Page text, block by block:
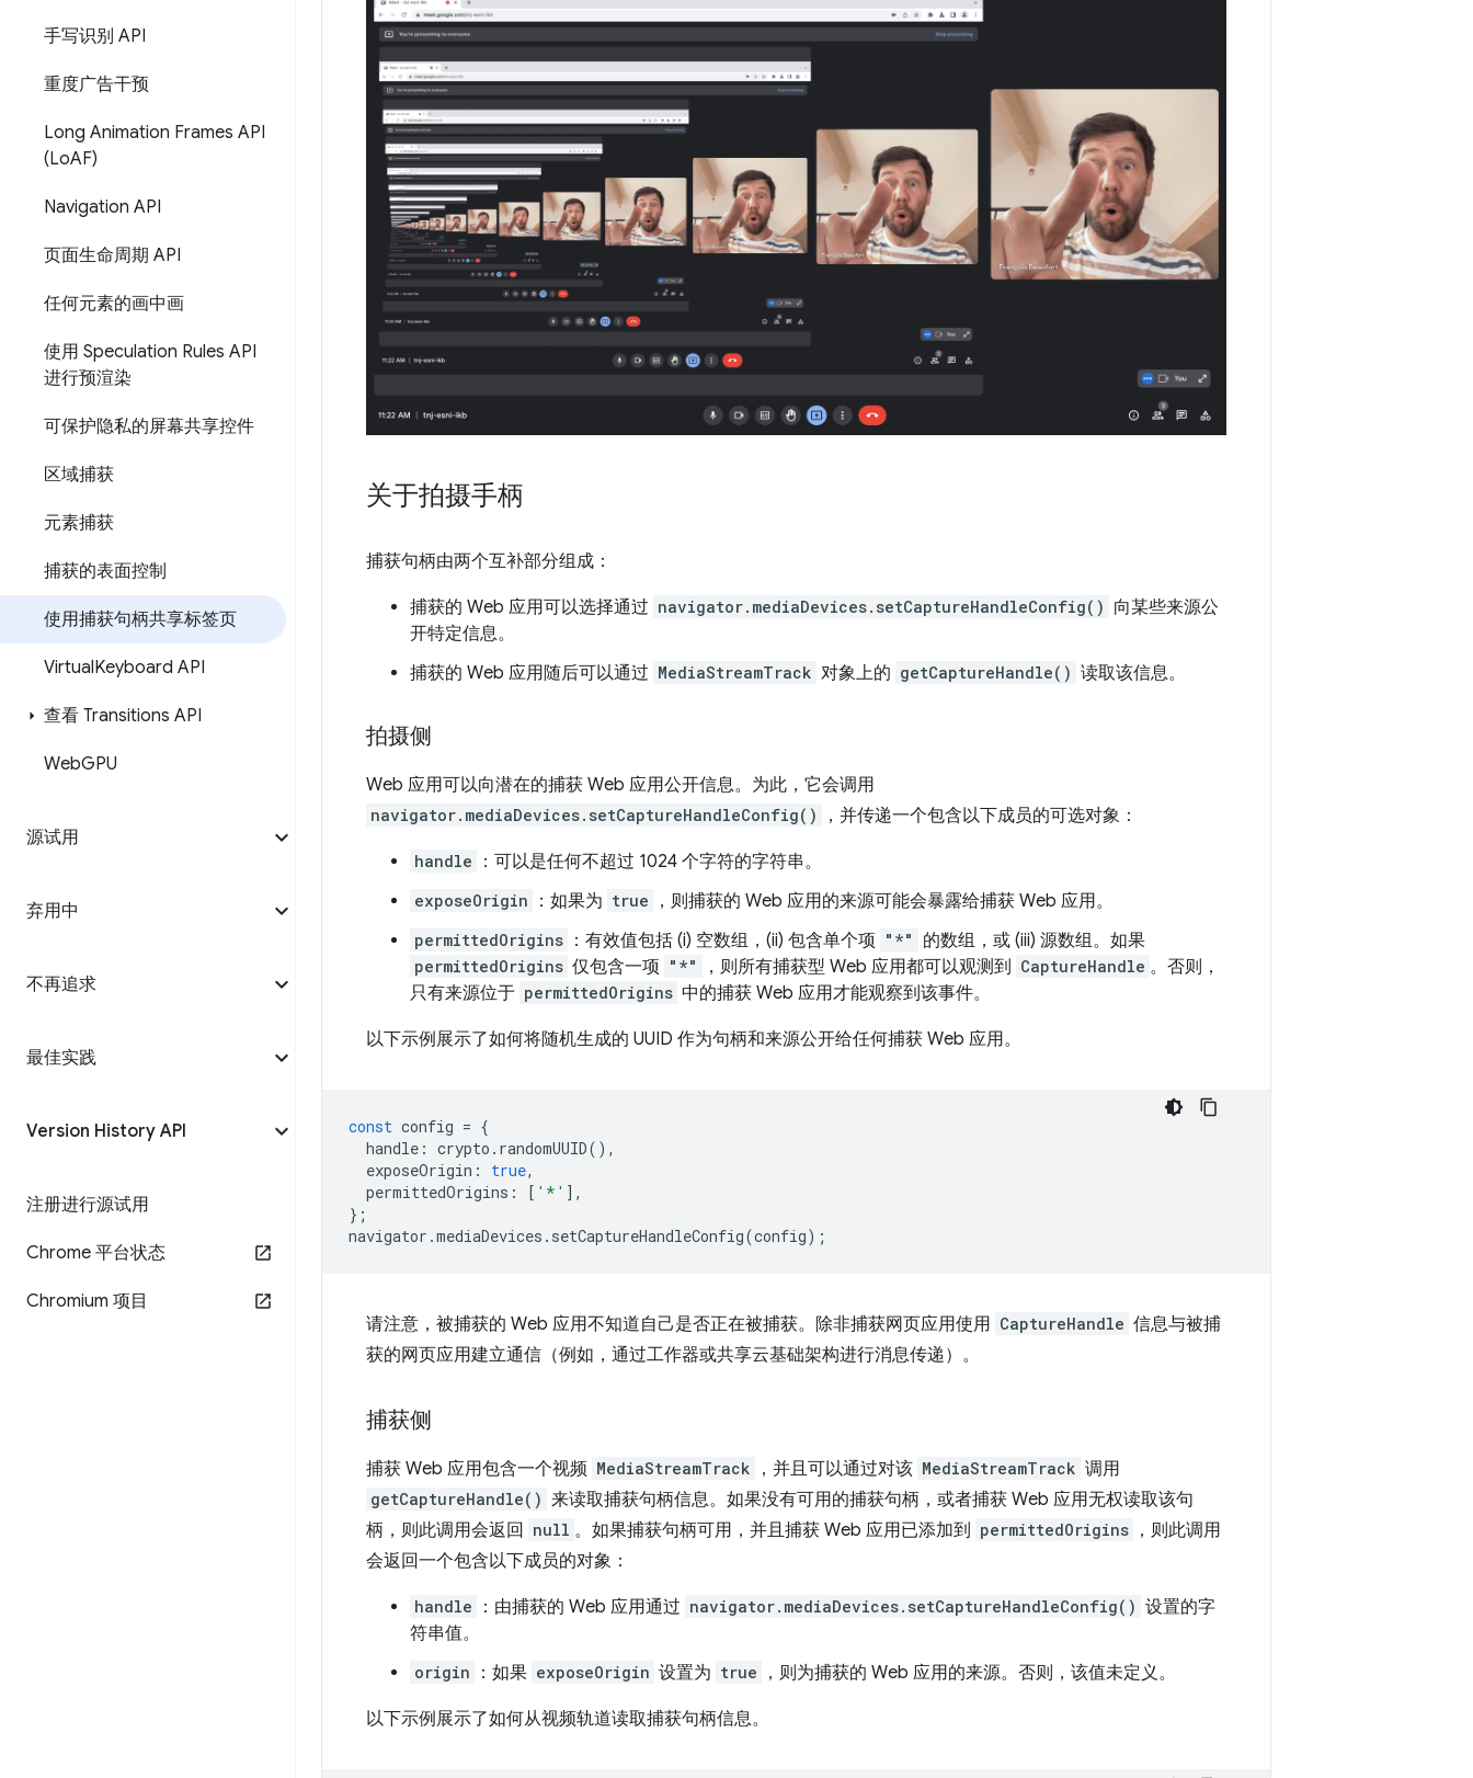
手写识别 API
重度广告干预
Long Animation Frames API
(LoAF)
Navigation API
页面生命周期 API
任何元素的画中画
使用 Speculation Rules API
进行预渲染
可保护隐私的屏幕共享控件
区域捕获
元素捕获
捕获的表面控制
使用捕获句柄共享标签页
VirtualKeyboard API
查看 Transitions API
WebGPU
源试用
弃用中
不再追求
最佳实践
Version History API
注册进行源试用
Chrome 平台状态
Chromium 项目
关于拍摄手柄
捕获句柄由两个互补部分组成：
捕获的 Web 应用可以选择通过 navigator.mediaDevices.setCaptureHandleConfig() 向某些来源公
开特定信息。
捕获的 Web 应用随后可以通过 MediaStreamTrack 对象上的 getCaptureHandle() 读取该信息。
拍摄侧
Web 应用可以向潜在的捕获 Web 应用公开信息。为此，它会调用
navigator.mediaDevices.setCaptureHandleConfig() ，并传递一个包含以下成员的可选对象：
handle ：可以是任何不超过 1024 个字符的字符串。
exposeOrigin ：如果为 true ，则捕获的 Web 应用的来源可能会暴露给捕获 Web 应用。
permittedOrigins ：有效值包括 (i) 空数组，(ii) 包含单个项 "*" 的数组，或 (iii) 源数组。如果
permittedOrigins 仅包含一项 "*" ，则所有捕获型 Web 应用都可以观测到 CaptureHandle 。否则，
只有来源位于 permittedOrigins 中的捕获 Web 应用才能观察到该事件。
以下示例展示了如何将随机生成的 UUID 作为句柄和来源公开给任何捕获 Web 应用。
const config = {
handle : crypto . randomUUID(),
exposeOrigin : true,
permittedOrigins : [ '*' ],
};
navigator .mediaDevices . setCaptureHandleConfig(config);
请注意，被捕获的 Web 应用不知道自己是否正在被捕获。除非捕获网页应用使用 CaptureHandle 信息与被捕
获的网页应用建立通信（例如，通过工作器或共享云基础架构进行消息传递）。
捕获侧
捕获 Web 应用包含一个视频 MediaStreamTrack ，并且可以通过对该 MediaStreamTrack 调用
getCaptureHandle() 来读取捕获句柄信息。如果没有可用的捕获句柄，或者捕获 Web 应用无权读取该句
柄，则此调用会返回
null 。如果捕获句柄可用，并且捕获 Web 应用已添加到 permittedOrigins ，则此调用
会返回一个包含以下成员的对象：
handle ：由捕获的 Web 应用通过 navigator.mediaDevices.setCaptureHandleConfig() 设置的字
符串值。
origin ：如果 exposeOrigin 设置为 true ，则为捕获的 Web 应用的来源。否则，该值未定义。
以下示例展示了如何从视频轨道读取捕获句柄信息。